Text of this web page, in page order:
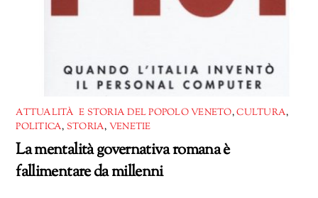
ATTUALITÀ E STORIA DEL POPOLO VENETO,CULTURA,
POLITICA, STORIA, VENETIE
La mentalità governativa romana è
fallimentare da millenni